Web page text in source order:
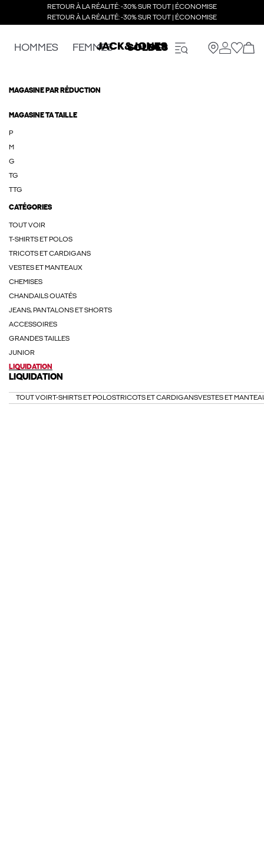
RETOUR À LA RÉALITÉ: -30% SUR TOUT | ÉCONOMISE
RETOUR À LA RÉALITÉ: -30% SUR TOUT | ÉCONOMISE
HOMMES FEMMES SOLDES
MAGASINE PAR RÉDUCTION
MAGASINE TA TAILLE
P
M
G
TG
TTG
CATÉGORIES
TOUT VOIR
T-SHIRTS ET POLOS
TRICOTS ET CARDIGANS
VESTES ET MANTEAUX
CHEMISES
CHANDAILS OUATÉS
JEANS, PANTALONS ET SHORTS
ACCESSOIRES
GRANDES TAILLES
JUNIOR
LIQUIDATION
LIQUIDATION
TOUT VOIRT-SHIRTS ET POLOSTRICOTS ET CARDIGANSVESTES ET